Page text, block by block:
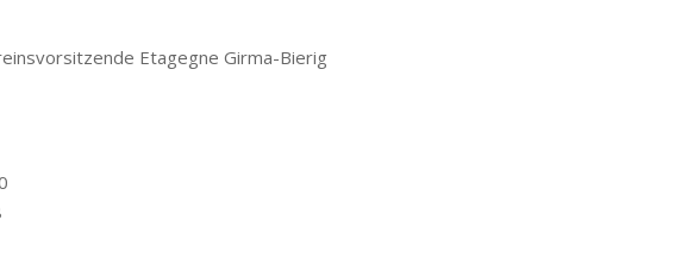
Etagegne Girma-Bierig